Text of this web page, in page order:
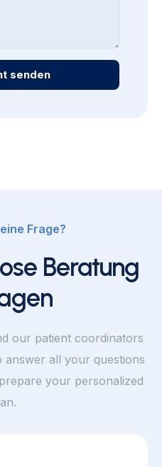
senden
Frage?
Beratung
our patient coordinators
all your questions
your personalized